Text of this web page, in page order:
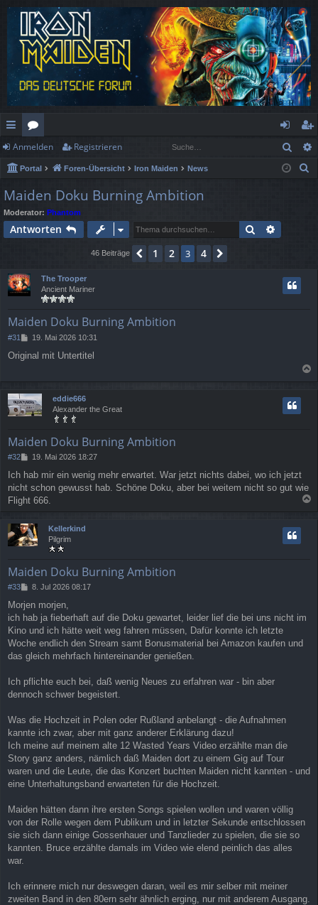
ch
ne
llz
ug
rif
or
en
n
m
eg
ist
Anmelden Registrieren
Portal Foren-Übersicht Iron Maiden News
Maiden Doku Burning Ambition
Moderator: Phantom
Antworten Suche
46 Beiträge Vorherige
1 2 3 4
The Trooper
Ancient Mariner
Maiden Doku Burning Ambition
#31
B
g
19. Mai 2026 10:31
Original mit Untertitel
a
eddie666
Alexander the Great
Maiden Doku Burning Ambition
#32
B
i
t
r
19. Mai 2026 18:27
Ich hab mir ein wenig mehr erwartet. War jetzt nichts dabei, wo ich jetzt
nicht schon gewusst hab. Schöne Doku, aber bei weitem nicht so gut wie
Flight 666.
Kellerkind
Pilgrim
Maiden Doku Burning Ambition
#33
B
i
t
r
a
g
8. Jul 2026 08:17
Morjen morjen,
ich hab ja fieberhaft auf die Doku gewartet, leider lief die bei uns nicht im
Kino und ich hätte weit weg fahren müssen, Dafür konnte ich letzte
Woche endlich den Stream samt Bonusmaterial bei Amazon kaufen und
das gleich mehrfach hintereinander genießen.
Ich pflichte euch bei, daß wenig Neues zu erfahren war - bin aber
dennoch schwer begeistert.
Was die Hochzeit in Polen oder Rußland anbelangt - die Aufnahmen
kannte ich zwar, aber mit ganz anderer Erklärung dazu!
Ich meine auf meinem alte 12 Wasted Years Video erzählte man die
Story ganz anders, nämlich daß Maiden dort zu einem Gig auf Tour
waren und die Leute, die das Konzert buchten Maiden nicht kannten - und
eine Unterhaltungsband erwarteten für die Hochzeit.
Maiden hätten dann ihre ersten Songs spielen wollen und waren völlig
von der Rolle wegen dem Publikum und in letzter Sekunde entschlossen
sie sich dann einige Gossenhauer und Tanzlieder zu spielen, die sie so
kannten. Bruce erzählte damals im Video wie elend peinlich das alles
war.
Ich erinnere mich nur deswegen daran, weil es mir selber mit meiner
zweiten Band in den 80ern sehr ähnlich erging, nur mit anderem Ausgang.